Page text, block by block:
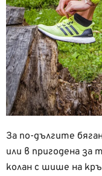
За по-дългите
или в пригодена за
колан с шише на